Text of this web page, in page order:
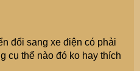
đổi sang xe điện có phải
cụ thể nào đó ko hay thích